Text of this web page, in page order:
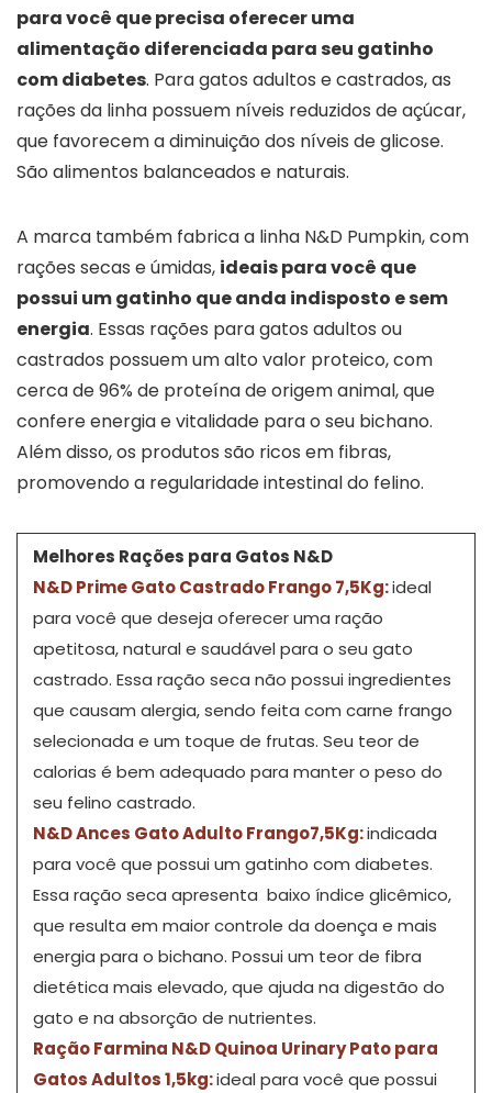
para você que precisa oferecer uma
alimentação diferenciada para seu gatinho
com diabetes. Para gatos adultos e castrados, as
rações da linha possuem níveis reduzidos de açúcar,
que favorecem a diminuição dos níveis de glicose.
São alimentos balanceados e naturais.
A marca também fabrica a linha N&D Pumpkin, com
rações secas e úmidas, ideais para você que
possui um gatinho que anda indisposto e sem
energia. Essas rações para gatos adultos ou
castrados possuem um alto valor proteico, com
cerca de 96% de proteína de origem animal, que
confere energia e vitalidade para o seu bichano.
Além disso, os produtos são ricos em fibras,
promovendo a regularidade intestinal do felino.
Melhores Rações para Gatos N&D
N&D Prime Gato Castrado Frango 7,5Kg:ideal
para você que deseja oferecer uma ração
apetitosa, natural e saudável para o seu gato
castrado. Essa ração seca não possui ingredientes
que causam alergia, sendo feita com carne frango
selecionada e um toque de frutas. Seu teor de
calorias é bem adequado para manter o peso do
seu felino castrado.
N&D Ances Gato Adulto Frango7,5Kg:indicada
para você que possui um gatinho com diabetes.
Essa ração seca apresenta baixo índice glicêmico,
que resulta em maior controle da doença e mais
energia para o bichano. Possui um teor de fibra
dietética mais elevado, que ajuda na digestão do
gato e na absorção de nutrientes.
Ração Farmina N&D Quinoa Urinary Pato para
Gatos Adultos 1,5kg:ideal para você que possui